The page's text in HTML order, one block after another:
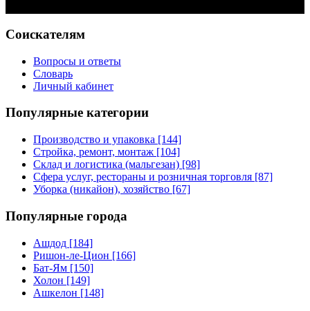
Соискателям
Вопросы и ответы
Словарь
Личный кабинет
Популярные категории
Производство и упаковка [144]
Стройка, ремонт, монтаж [104]
Склад и логистика (мальгезан) [98]
Сфера услуг, рестораны и розничная торговля [87]
Уборка (никайон), хозяйство [67]
Популярные города
Ашдод [184]
Ришон-ле-Цион [166]
Бат-Ям [150]
Холон [149]
Ашкелон [148]